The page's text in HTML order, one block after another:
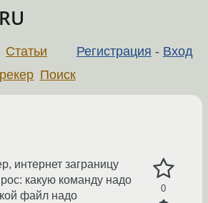
Регистрация - Вход
Статьи
Поиск
0
интернет заграницу
какую команду надо
файл надо